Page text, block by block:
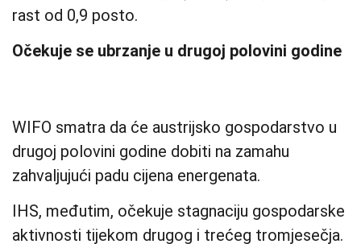
rast od 0,9 posto.
Očekuje se ubrzanje u drugoj polovini godine
WIFO smatra da će austrijsko gospodarstvo u
drugoj polovini godine dobiti na zamahu
zahvaljujući padu cijena energenata.
IHS, međutim, očekuje stagnaciju gospodarske
aktivnosti tijekom drugog i trećeg tromjesečja.